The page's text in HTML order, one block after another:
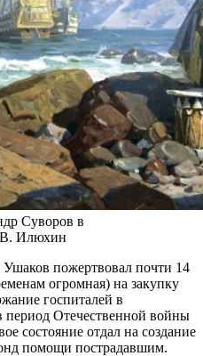
Суворов в
В. Илюхин
пожертвовал почти 14
огромная) на закупку
госпиталей в
период Отечественной войны
состояние отдал на создание
помощи пострадавшим.